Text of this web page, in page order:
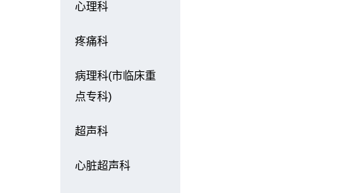
心理科
疼痛科
病理科(市临床重
点专科)
超声科
心脏超声科